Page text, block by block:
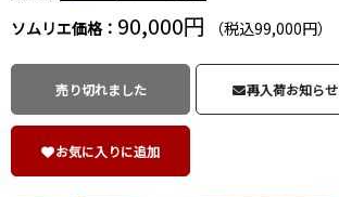
ソムリエ価格： 90,000円 （税込99,000円）
売り切れました 再入荷お知らせ
お気に入りに追加